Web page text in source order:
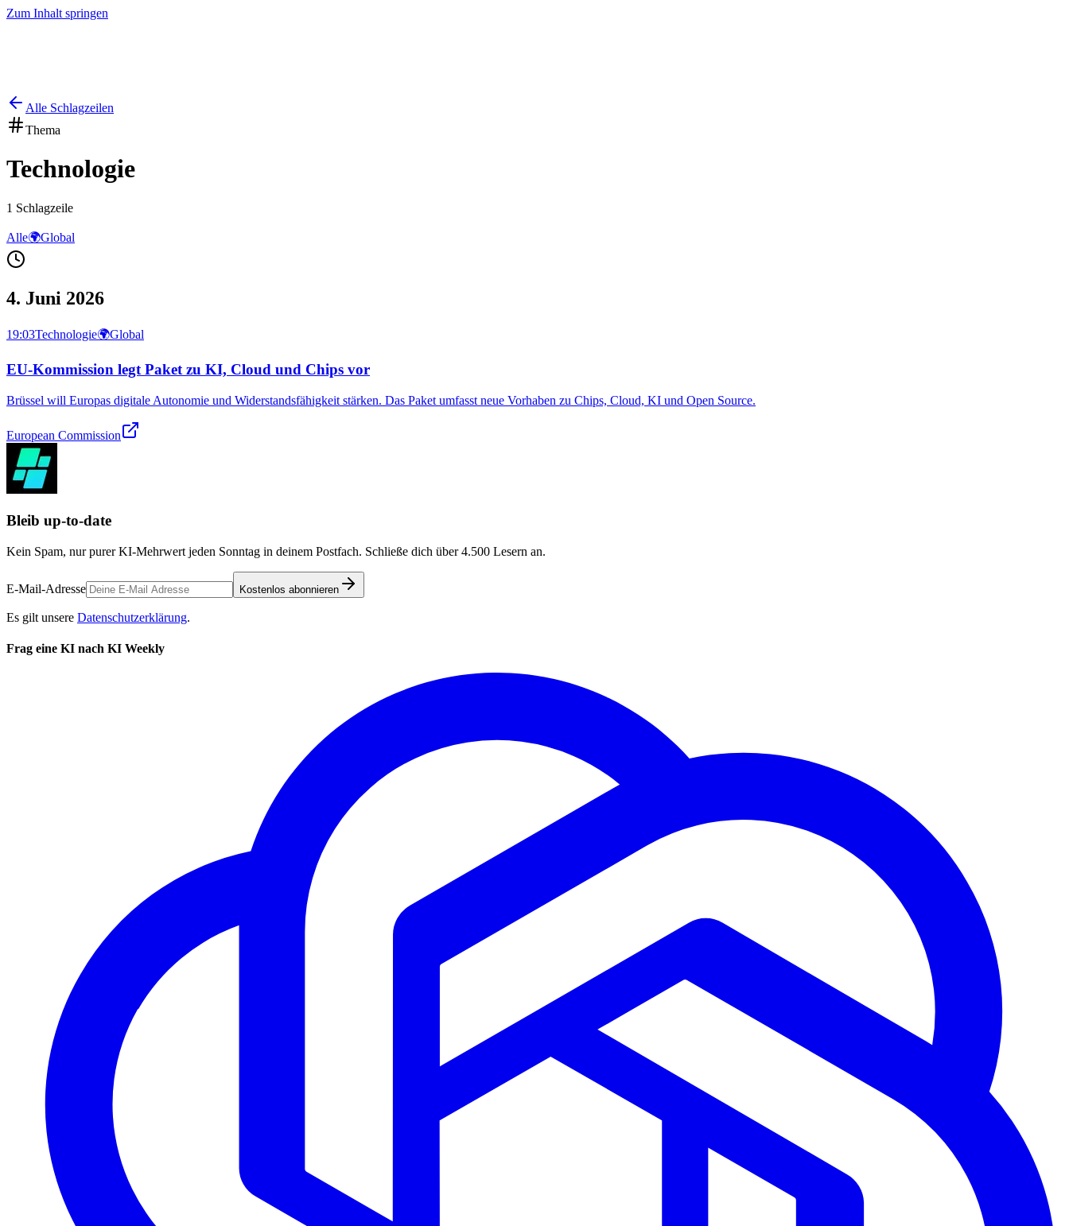
Zum Inhalt springen
Alle Schlagzeilen
Thema
Technologie
1 Schlagzeile
Alle🌍Global
4. Juni 2026
19:03Technologie🌍Global
EU-Kommission legt Paket zu KI, Cloud und Chips vor
Brüssel will Europas digitale Autonomie und Widerstandsfähigkeit stärken. Das Paket umfasst neue Vorhaben zu Chips, Cloud, KI und Open Source.
European Commission
Bleib up-to-date
Kein Spam, nur purer KI-Mehrwert jeden Sonntag in deinem Postfach. Schließe dich über4.500 Lesern an.
E-Mail-Adresse Kostenlos abonnieren
Es gilt unsere Datenschutzerklärung.
Frag eine KI nach KI Weekly